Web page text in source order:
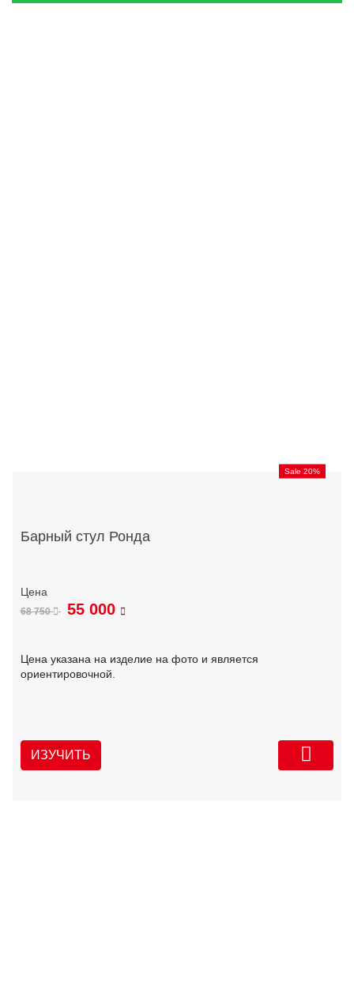
Sale 20%
Барный стул Ронда
68 750 55 000
Цена указана на изделие на фото и является
ориентировочной.
ИЗУЧИТЬ